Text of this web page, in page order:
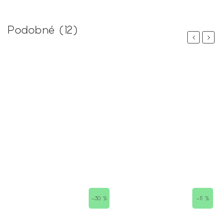
Podobné (12)
Previous
–30 % –11 %
Next